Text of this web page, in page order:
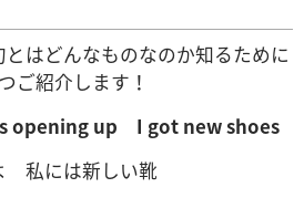
はどんなものなのか知るために
ご紹介します！
opening up I got new shoes
私には新しい靴